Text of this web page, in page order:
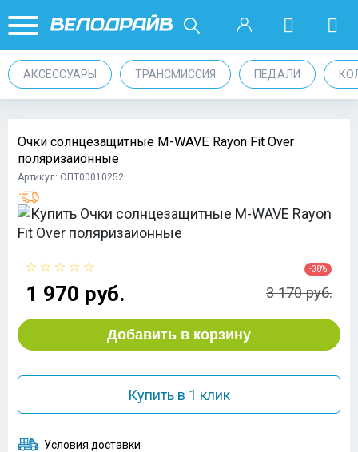
АКСЕССУАРЫ ТРАНСМИССИЯ ПЕДАЛИ
Очки солнцезащитные M-WAVE Rayon Fit Over
поляризаионные
Артикул: ОПТ00010252
1 970 руб.
-38%
3 170 руб.
Добавить в корзину
Купить в 1 клик
Условия доставки